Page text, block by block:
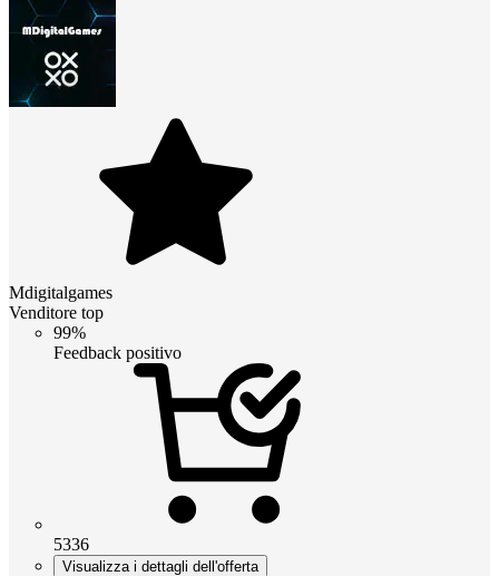
Mdigitalgames
Venditore top
99%
Feedback positivo
5336
Visualizza i dettagli dell'offerta